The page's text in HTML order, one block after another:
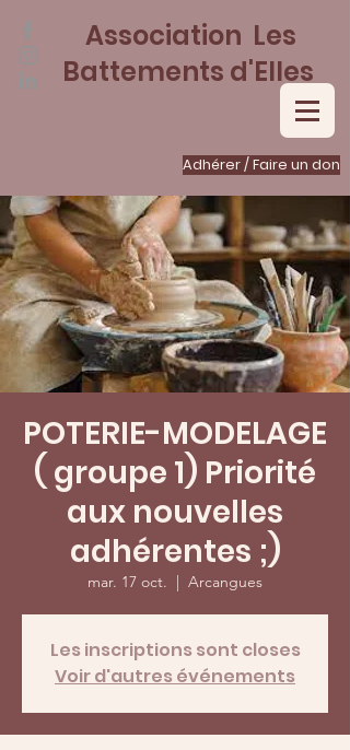
Adhérer / Faire un don
Association Les
Battements d'Elles
POTERIE-MODELAGE
( groupe 1) Priorité
aux nouvelles
adhérentes ;)
mar. 17 oct.
  |
Arcangues
Les inscriptions sont closes
Voir d'autres événements